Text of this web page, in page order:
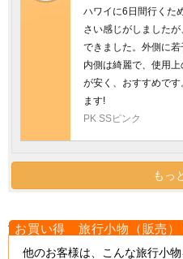
ハワイに6日間行くた
さい感じがしました
できました。外側に若
内側は綺麗で、使用
が安く、おすすめで
ます!
PK SSピンク
もっ
{literal} {/literal}
他のお客様は、こんな旅行小